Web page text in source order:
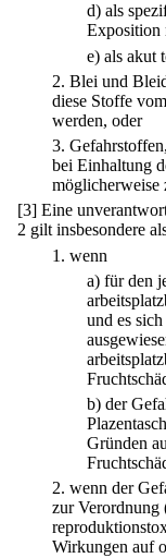
d) als
Exposition
e) als akut
2. Blei und
diese Stoffe
werden, oder
3.
bei Einhaltung
möglicherweise
[3] Eine
2 gilt insbesondere
1. wenn
a) für den
und es
b) der
Gründen
2. wenn der
zur Verordnung
Wirkungen auf